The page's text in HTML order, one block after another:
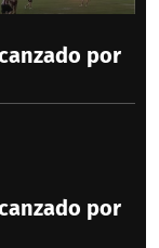
por
por